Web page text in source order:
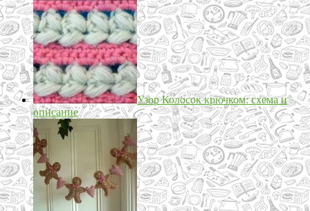
Узор Колосок крючком: схема и
описание